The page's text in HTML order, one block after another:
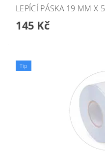
LEPÍCÍ PÁSKA 19 MM X
145 Kč
Tip